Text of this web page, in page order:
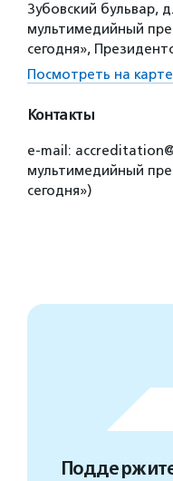
Зубовский бульвар,
мультимедийный
сегодня»,
Посмотреть на карте
Контакты
e-mail:
мультимедийный
сегодня»)